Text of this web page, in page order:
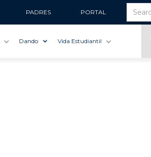
PADRES PORTAL
Dando Vida Estudiantil